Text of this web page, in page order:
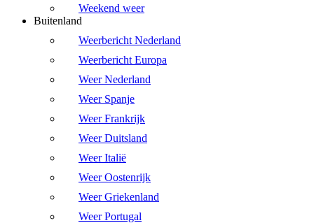
Weekend weer
Buitenland
Weerbericht Nederland
Weerbericht Europa
Weer Nederland
Weer Spanje
Weer Frankrijk
Weer Duitsland
Weer Italië
Weer Oostenrijk
Weer Griekenland
Weer Portugal